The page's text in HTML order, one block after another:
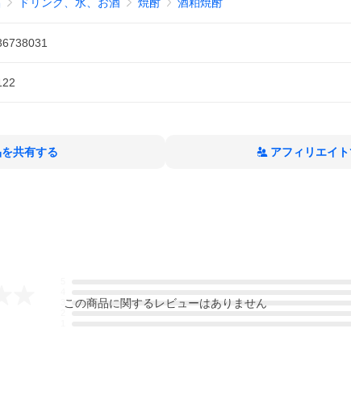
共有する アフィリエイ
この商品に関するレビューはありません